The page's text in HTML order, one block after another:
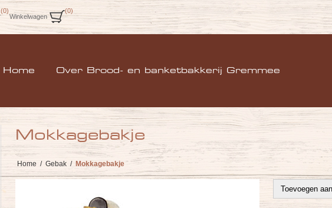
(0)
Winkelwagen
(0)
Home Over Brood- en banketbakkerij Gremmee
Mokkagebakje
Home / Gebak / Mokkagebakje